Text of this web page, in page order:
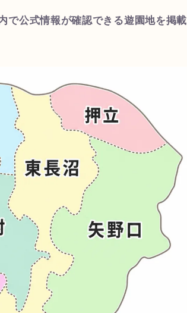
で公式情報が確認できる遊園地を掲載